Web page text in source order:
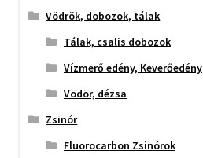
Vödrök, dobozok, tálak
Tálak, csalis dobozok
Vízmerő edény, Keverőedény
Vödör, dézsa
Zsinór
Fluorocarbon Zsinórok